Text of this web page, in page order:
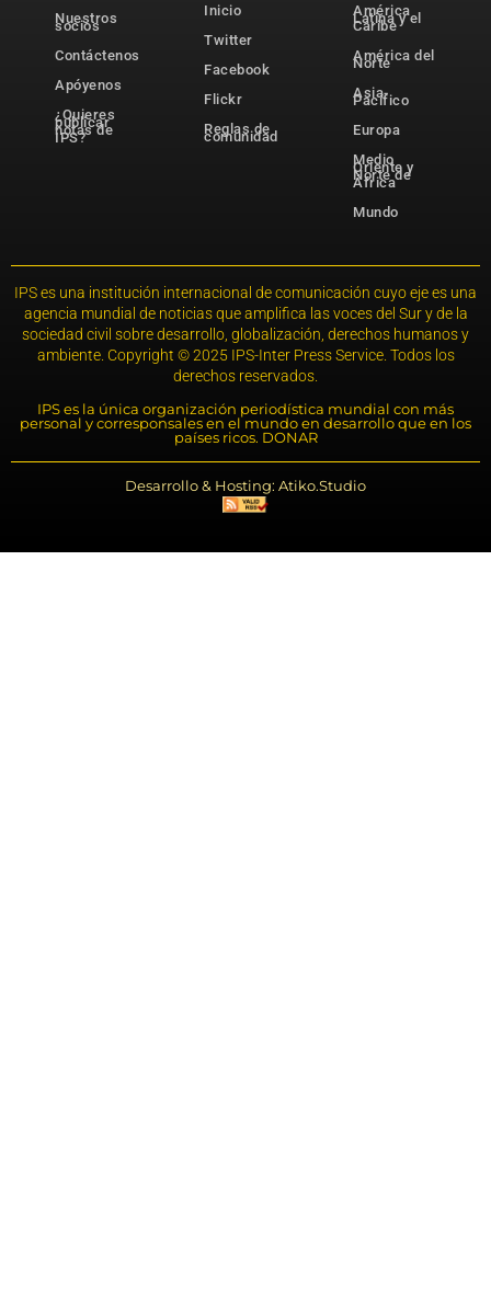
Nuestros
socios
Contáctenos
Apóyenos
¿Quieres
publicar
notas de
IPS?
Inicio
Twitter
Facebook
Flickr
Reglas de
comunidad
América
Latina y el
Caribe
América del
Norte
Asia-
Pacífico
Europa
Medio
Oriente y
Norte de
África
Mundo
IPS es una institución internacional de comunicación cuyo eje es una
agencia mundial de noticias que amplifica las voces del Sur y de la
sociedad civil sobre desarrollo, globalización, derechos humanos y
ambiente. Copyright © 2025 IPS-Inter Press Service. Todos los
derechos reservados.
IPS es la única organización periodística mundial con más
personal y corresponsales en el mundo en desarrollo que en los
países ricos. DONAR
Desarrollo & Hosting: Atiko.Studio